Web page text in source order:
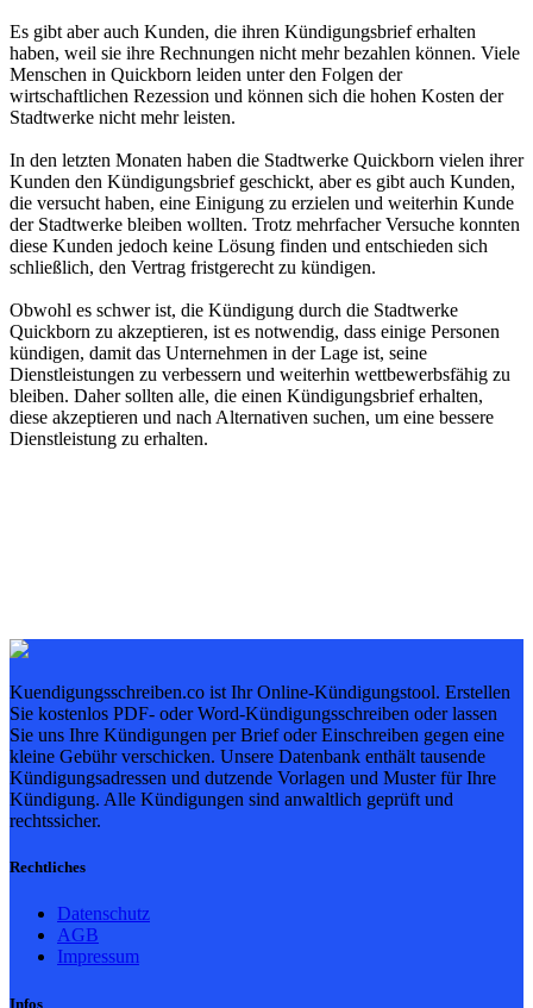
Es gibt aber auch Kunden, die ihren Kündigungsbrief erhalten
haben, weil sie ihre Rechnungen nicht mehr bezahlen können. Viele
Menschen in Quickborn leiden unter den Folgen der
wirtschaftlichen Rezession und können sich die hohen Kosten der
Stadtwerke nicht mehr leisten.
In den letzten Monaten haben die Stadtwerke Quickborn vielen ihrer
Kunden den Kündigungsbrief geschickt, aber es gibt auch Kunden,
die versucht haben, eine Einigung zu erzielen und weiterhin Kunde
der Stadtwerke bleiben wollten. Trotz mehrfacher Versuche konnten
diese Kunden jedoch keine Lösung finden und entschieden sich
schließlich, den Vertrag fristgerecht zu kündigen.
Obwohl es schwer ist, die Kündigung durch die Stadtwerke
Quickborn zu akzeptieren, ist es notwendig, dass einige Personen
kündigen, damit das Unternehmen in der Lage ist, seine
Dienstleistungen zu verbessern und weiterhin wettbewerbsfähig zu
bleiben. Daher sollten alle, die einen Kündigungsbrief erhalten,
diese akzeptieren und nach Alternativen suchen, um eine bessere
Dienstleistung zu erhalten.
Kuendigungsschreiben.co ist Ihr Online-Kündigungstool. Erstellen
Sie kostenlos PDF- oder Word-Kündigungsschreiben oder lassen
Sie uns Ihre Kündigungen per Brief oder Einschreiben gegen eine
kleine Gebühr verschicken. Unsere Datenbank enthält tausende
Kündigungsadressen und dutzende Vorlagen und Muster für Ihre
Kündigung. Alle Kündigungen sind anwaltlich geprüft und
rechtssicher.
Rechtliches
Datenschutz
AGB
Impressum
Infos